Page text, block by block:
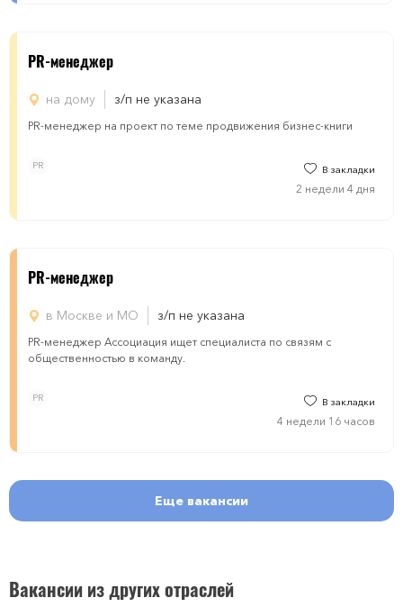
PR-менеджер
на дому з/п не указана
PR-менеджер на проект по теме продвижения бизнес-книги
PR В закладки
2 недели 4 дня
PR-менеджер
в Москве и МО з/п не указана
PR-менеджер Ассоциация ищет специалиста по связям с
общественностью в команду.
PR В закладки
4 недели 16 часов
Еще вакансии
Вакансии из других отраслей